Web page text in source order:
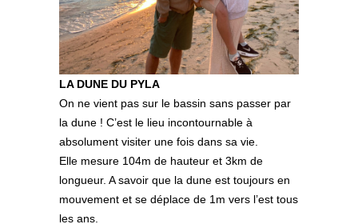
LA DUNE DU PYLA
On ne vient pas sur le bassin sans passer par
la dune ! C’est le lieu incontournable à
absolument visiter une fois dans sa vie.
Elle mesure 104m de hauteur et 3km de
longueur. A savoir que la dune est toujours en
mouvement et se déplace de 1m vers l’est tous
les ans.